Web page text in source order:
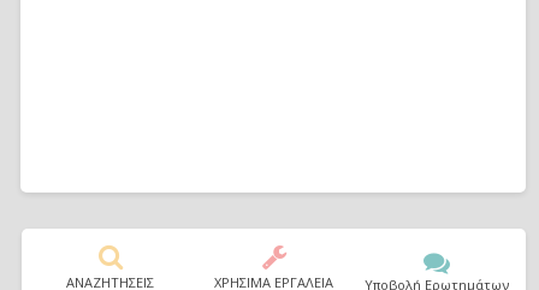
ΑΝΑΖΗΤΗΣΕΙΣ ΧΡΗΣΙΜΑ ΕΡΓΑΛΕΙΑ Υποβολή Ερωτημάτων